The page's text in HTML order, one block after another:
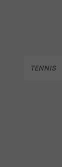
TENNIS